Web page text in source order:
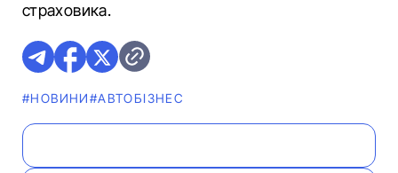
страховика.
#НОВИНИ#АВТОБІЗНЕС